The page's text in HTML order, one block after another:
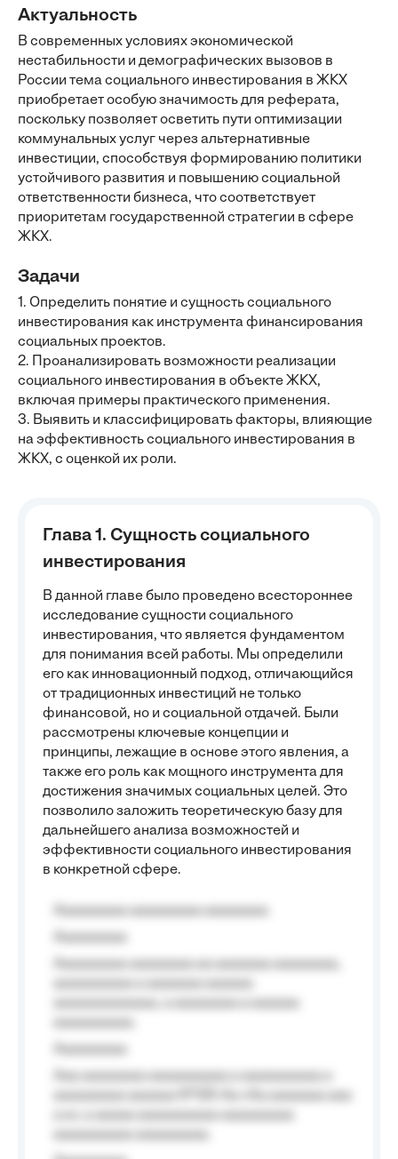
Актуальность
В современных условиях экономической
нестабильности и демографических вызовов в
России тема социального инвестирования в ЖКХ
приобретает особую значимость для реферата,
поскольку позволяет осветить пути оптимизации
коммунальных услуг через альтернативные
инвестиции, способствуя формированию политики
устойчивого развития и повышению социальной
ответственности бизнеса, что соответствует
приоритетам государственной стратегии в сфере
ЖКХ.
Задачи
1. Определить понятие и сущность социального
инвестирования как инструмента финансирования
социальных проектов.
2. Проанализировать возможности реализации
социального инвестирования в объекте ЖКХ,
включая примеры практического применения.
3. Выявить и классифицировать факторы, влияющие
на эффективность социального инвестирования в
ЖКХ, с оценкой их роли.
Глава 1. Сущность социального
инвестирования
В данной главе было проведено всестороннее
исследование сущности социального
инвестирования, что является фундаментом
для понимания всей работы. Мы определили
его как инновационный подход, отличающийся
от традиционных инвестиций не только
финансовой, но и социальной отдачей. Были
рассмотрены ключевые концепции и
принципы, лежащие в основе этого явления, а
также его роль как мощного инструмента для
достижения значимых социальных целей. Это
позволило заложить теоретическую базу для
дальнейшего анализа возможностей и
эффективности социального инвестирования
в конкретной сфере.